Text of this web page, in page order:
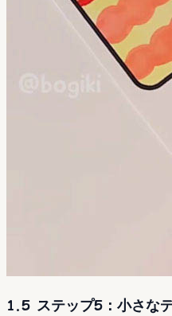
1.5 ステップ5：小さな